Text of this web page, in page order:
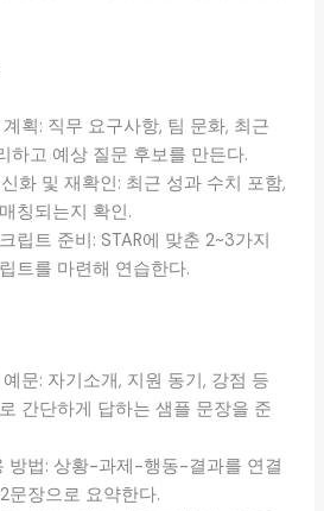
획: 직무 요구사항, 팀 문화, 최근
하고 예상 질문 후보를 만든다.
화 및 재확인: 최근 성과 수치 포함,
칭되는지 확인.
립트 준비: STAR에 맞춘 2~3가지
트를 마련해 연습한다.
문: 자기소개, 지원 동기, 강점 등
간단하게 답하는 샘플 문장을 준
방법: 상황-과제-행동-결과를 연결
문장으로 요약한다.